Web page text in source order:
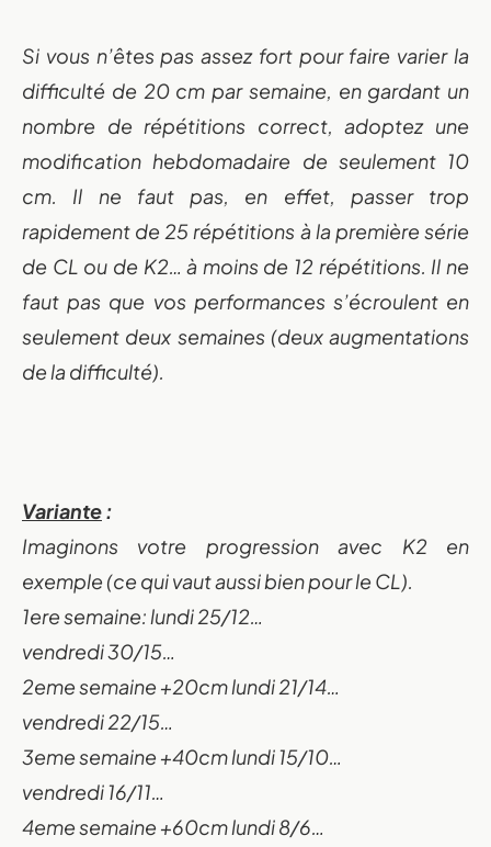
Si vous n’êtes pas assez fort pour faire varier la
difficulté de 20 cm par semaine, en gardant un
nombre de répétitions correct, adoptez une
modification hebdomadaire de seulement 10
cm. Il ne faut pas, en effet, passer trop
rapidement de 25 répétitions à la première série
de CL ou de K2… à moins de 12 répétitions. Il ne
faut pas que vos performances s’écroulent en
seulement deux semaines (deux augmentations
de la difficulté).
Variante :
Imaginons votre progression avec K2 en
exemple (ce qui vaut aussi bien pour le CL).
1ere semaine: lundi 25/12…
vendredi 30/15…
2eme semaine +20cm lundi 21/14…
vendredi 22/15…
3eme semaine +40cm lundi 15/10…
vendredi 16/11…
4eme semaine +60cm lundi 8/6…
Un nouveau
Prenez en main votre évolution physique et
avec une application qui s’adapte à vous.
Découvrir l'application